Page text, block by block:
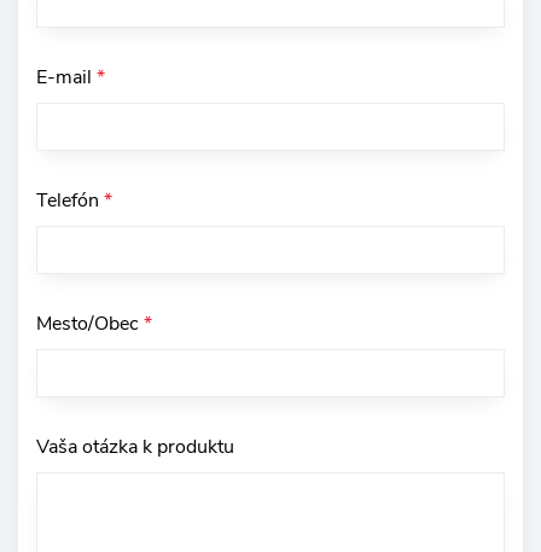
E-mail *
Telefón *
Mesto/Obec*
Vaša otázka k produktu